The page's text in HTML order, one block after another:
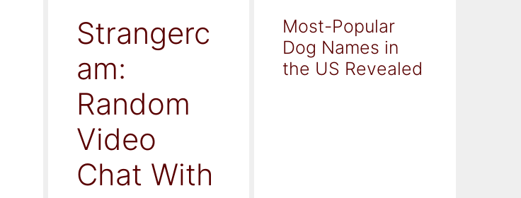
Strangerc
am:
Random
Video
Chat With
Most-Popular
Dog Names in
the US Revealed